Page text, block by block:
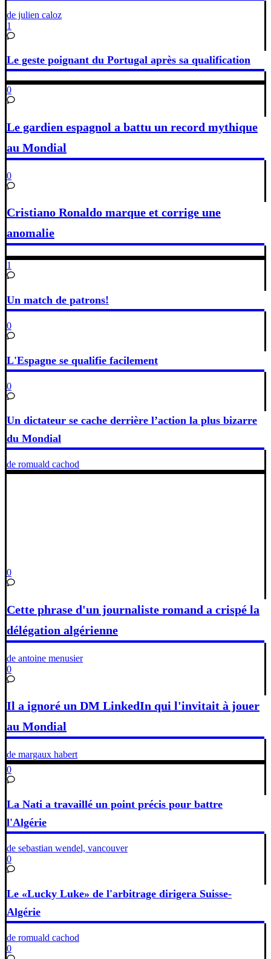
de julien caloz
1
Le geste poignant du Portugal après sa qualification
0
Le gardien espagnol a battu un record mythique
au Mondial
0
Cristiano Ronaldo marque et corrige une
anomalie
1
Un match de patrons!
0
L'Espagne se qualifie facilement
0
Un dictateur se cache derrière l’action la plus bizarre
du Mondial
de romuald cachod
0
Cette phrase d'un journaliste romand a crispé la
délégation algérienne
de antoine menusier
0
Il a ignoré un DM LinkedIn qui l'invitait à jouer
au Mondial
de margaux habert
0
La Nati a travaillé un point précis pour battre
l'Algérie
de sebastian wendel, vancouver
0
Le «Lucky Luke» de l'arbitrage dirigera Suisse-
Algérie
de romuald cachod
0